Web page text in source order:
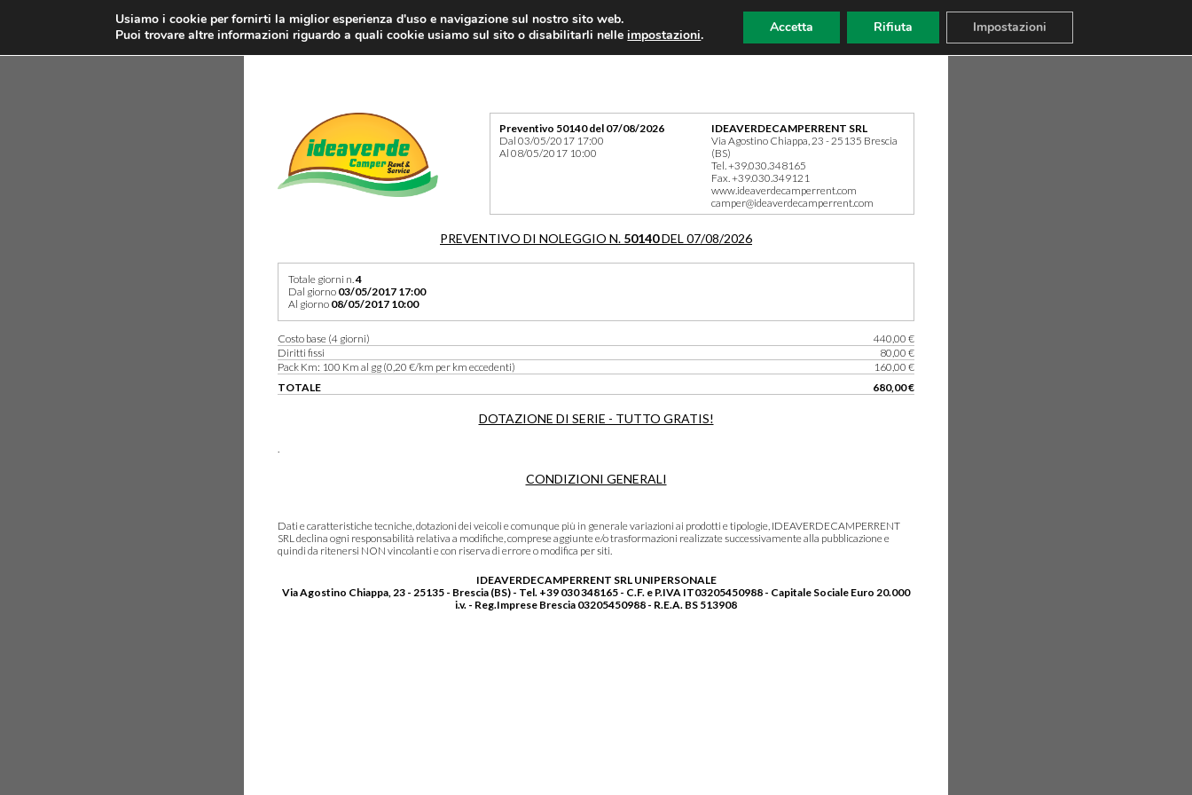
IDEAVERDECAMPERRENT SRL
Via Agostino Chiappa, 23 - 25135 Brescia
(BS)
Tel. +39.030.348165
Fax. +39.030.349121
www.ideaverdecamperrent.com
camper@ideaverdecamperrent.com
Preventivo 50140 del 07/08/2026
Dal 03/05/2017 17:00
Al 08/05/2017 10:00
PREVENTIVO DI NOLEGGIO N. 50140DEL 07/08/2026
Totale giorni n.4
Dal giorno 03/05/2017 17:00
Al giorno 08/05/2017 10:00
Costo base (4 giorni)
440,00 €
Diritti fissi
80,00 €
Pack Km: 100 Km al gg (0,20 €/km per km eccedenti)
160,00 €
TOTALE
680,00 €
DOTAZIONE DI SERIE - TUTTO GRATIS!
.
CONDIZIONI GENERALI
Dati e caratteristiche tecniche, dotazioni dei veicoli e comunque più in generale variazioni ai prodotti e tipologie, IDEAVERDECAMPERRENT
SRL declina ogni responsabilità relativa a modifiche, comprese aggiunte e/o trasformazioni realizzate successivamente alla pubblicazione e
quindi da ritenersi NON vincolanti e con riserva di errore o modifica per siti.
IDEAVERDECAMPERRENT SRL UNIPERSONALE
Via Agostino Chiappa, 23 - 25135 - Brescia (BS) - Tel. +39 030 348165 - C.F. e P.IVA IT03205450988 - Capitale Sociale Euro 20.000
i.v. - Reg.Imprese Brescia 03205450988 - R.E.A. BS 513908
Usiamo i cookie per fornirti la miglior esperienza d'uso e navigazione sul nostro sito web.
Puoi trovare altre informazioni riguardo a quali cookie usiamo sul sito o disabilitarli nelleimpostazioni. Accetta Rifiuta Impostazioni